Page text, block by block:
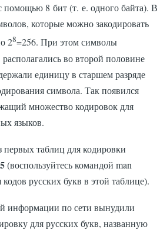
помощью 8 бит (т. е. одного байта). В
которые можно закодировать
28=256. При этом символы
во второй половине
единицу в старшем разряде
символа. Так появился
множество кодировок для
языков.
таблиц для кодировки
(воспользуйтесь командой man
русских букв в этой таблице).
информации по сети вынудили
для русских букв, названную